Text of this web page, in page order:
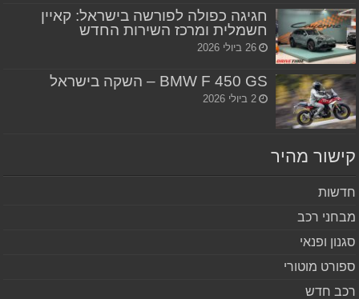
חגיגה כפולה לפורשה בישראל: קאיין
חשמלית ומרכז השירות החדש
26 ביולי 2026
BMW F 450 GS – השקה בישראל
2 ביולי 2026
מהיר
רכב
ופנאי
מוטורי
חדש